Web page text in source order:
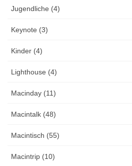
Jugendliche (4)
Keynote (3)
Kinder (4)
Lighthouse (4)
Macinday (11)
Macintalk (48)
Macintisch (55)
Macintrip (10)